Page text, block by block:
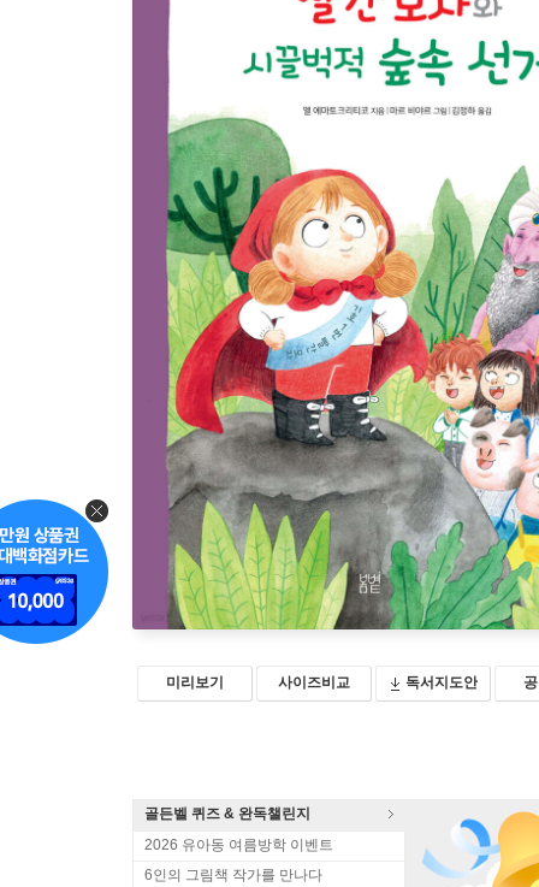
미리보기 사이즈비교 독서지도안
골든벨 퀴즈 & 완독챌린지
2026 유아동 여름방학 이벤트
6인의 그림책 작가를 만나다